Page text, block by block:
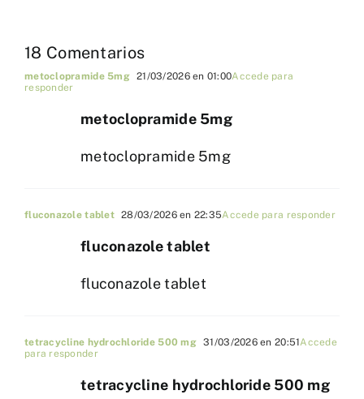
18 Comentarios
metoclopramide 5mg 21/03/2026 en 01:00Accede para
responder
metoclopramide 5mg
metoclopramide 5mg
fluconazole tablet 28/03/2026 en 22:35Accede para responder
fluconazole tablet
fluconazole tablet
tetracycline hydrochloride 500 mg 31/03/2026 en 20:51Accede
para responder
tetracycline hydrochloride 500 mg